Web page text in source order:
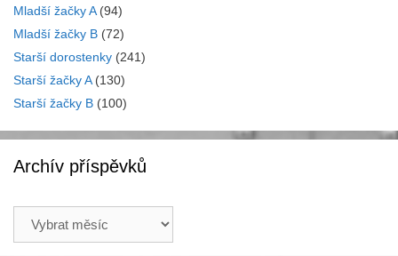
Mladší žačky A(94)
Mladší žačky B (72)
Starší dorostenky (241)
Starší žačky A(130)
Starší žačky B (100)
Archív příspěvků
příspěvků